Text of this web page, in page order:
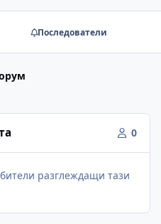
Последователи
0
разглеждащи тази